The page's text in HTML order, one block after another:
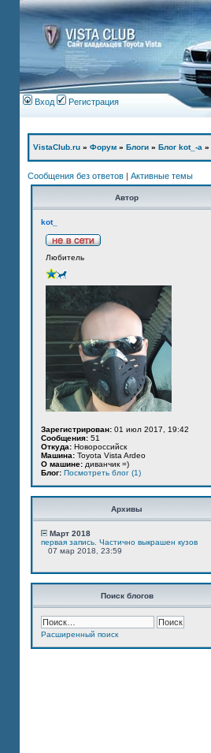
Вход Регистрация
VistaClub.ru » Форум » Блоги » Блог kot_-а »
Сообщения без ответов | Активные темы
Автор
kot_
Любитель
Зарегистрирован: 01 июл 2017, 19:42
Сообщения: 51
Откуда: Новороссийск
Машина: Toyota Vista Ardeo
О машине: диванчик =)
Блог: Посмотреть блог (1)
Архивы
Март 2018
первая запись. Частично выкрашен кузов
07 мар 2018, 23:59
Поиск блогов
Расширенный поиск